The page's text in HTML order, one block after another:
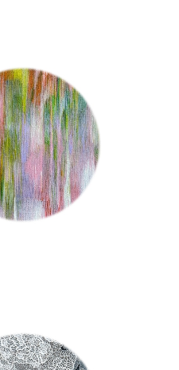
すみ） / 川田 祐子 Kaw
Yuko